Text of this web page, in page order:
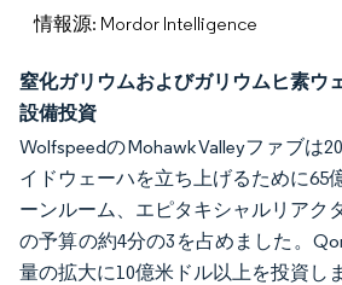
情報源: Mordor Intelligence
窒化ガリウムおよびガリウムヒ素ウ
設備投資
WolfspeedのMohawk Valleyファブは
イドウェーハを立ち上げるために65
ーンルーム、エピタキシャルリアク
の予算の約4分の3を占めました。
量の拡大に10億米ドル以上を投資し